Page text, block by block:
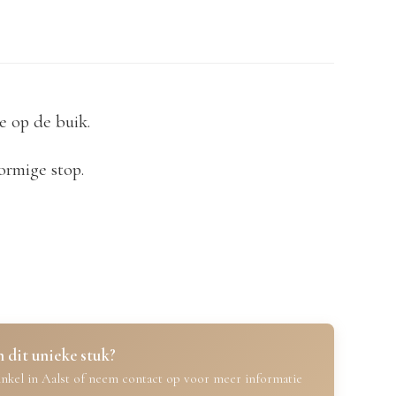
op de buik.
stop.
dit unieke stuk?
in Aalst of neem contact op voor meer informatie